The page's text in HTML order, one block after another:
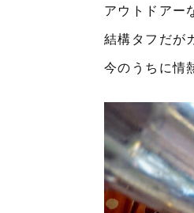
アウトドアー
結構タフだが
今のうちに情